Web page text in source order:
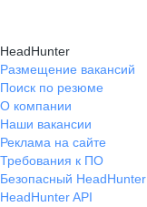
HeadHunter
Размещение вакансий
Поиск по резюме
О компании
Наши вакансии
Реклама на сайте
Требования к ПО
Безопасный HeadHunter
HeadHunter API